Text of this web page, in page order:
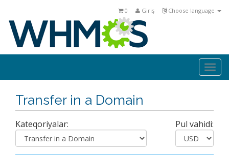
Choose language
Giriş
0
Transfer in a Domain
Kateqoriyalar: Pul vahidi: